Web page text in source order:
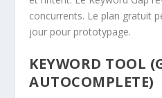
concurrents. Le plan gratuit
jour pour prototypage.
KEYWORD TOOL
AUTOCOMPLETE)